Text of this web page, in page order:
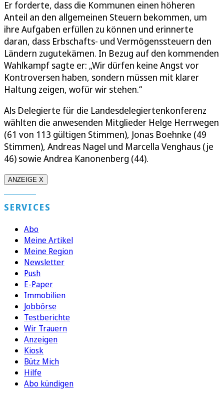
Er forderte, dass die Kommunen einen höheren
Anteil an den allgemeinen Steuern bekommen, um
ihre Aufgaben erfüllen zu können und erinnerte
daran, dass Erbschafts- und Vermögenssteuern den
Ländern zugutekämen. In Bezug auf den kommenden
Wahlkampf sagte er: „Wir dürfen keine Angst vor
Kontroversen haben, sondern müssen mit klarer
Haltung zeigen, wofür wir stehen.“
Als Delegierte für die Landesdelegiertenkonferenz
wählten die anwesenden Mitglieder Helge Herrwegen
(61 von 113 gültigen Stimmen), Jonas Boehnke (49
Stimmen), Andreas Nagel und Marcella Venghaus (je
46) sowie Andrea Kanonenberg (44).
ANZEIGE X
SERVICES
Abo
Meine Artikel
Meine Region
Newsletter
Push
E-Paper
Immobilien
Jobbörse
Testberichte
Wir Trauern
Anzeigen
Kiosk
Bütz Mich
Hilfe
Abo kündigen